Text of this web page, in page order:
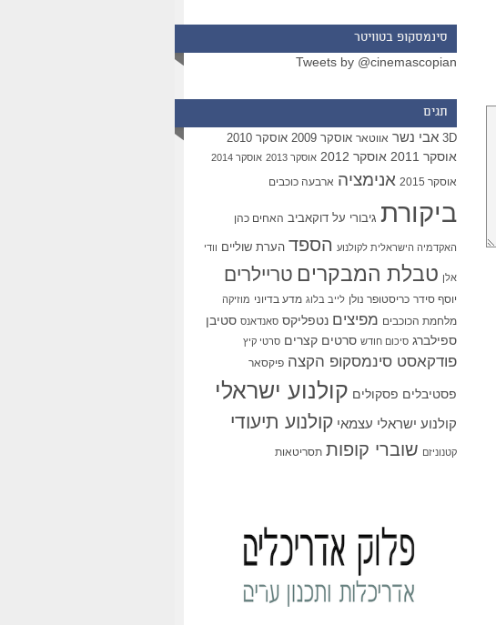
סינמסקופ בטוויטר
Tweets by @cinemascopian
תגים
3D אבי נשר אווטאר אוסקר 2009 אוסקר 2010
אוסקר 2011 אוסקר 2012 אוסקר 2013 אוסקר 2014
אוסקר 2015 אנימציה ארבעה כוכבים
ביקורת גיבורי על דוקאביב האחים כהן
האקדמיה הישראלית לקולנוע הספד הערת שוליים וודי
אלן טבלת המבקרים טריילרים
יוסף סידר כריסטופר נולן לייב בלוג מדע בדיוני מוזיקה
מלחמת הכוכבים מפיצים נטפליקס סאנדאנס סטיבן
ספילברג סיכום חודש סרטים קצרים סרטי קיץ
פודקאסט סינמסקופ הקצה פיקסאר
פסטיבלים פסקולים קולנוע ישראלי
קולנוע ישראלי עצמאי קולנוע תיעודי
קטנוניזם שוברי קופות תסריטאות